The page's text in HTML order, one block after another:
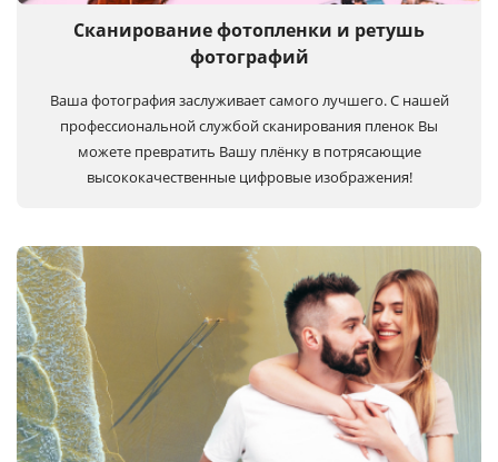
Сканирование фотопленки и ретушь
фотографий
Ваша фотография заслуживает самого лучшего. С нашей
профессиональной службой сканирования пленок Вы
можете превратить Вашу плёнку в потрясающие
высококачественные цифровые изображения!